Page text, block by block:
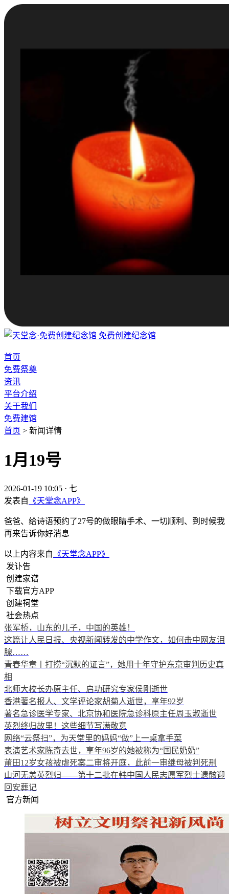
免费创建纪念馆
首页
免费祭奠
资讯
平台介绍
关于我们
免费建馆
首页 > 新闻详情
1月19号
2026-01-19 10:05 · 七
发表自 《天堂念APP》
爸爸、给诗语预约了27号的做眼睛手术、一切顺利、到时候我
再来告诉你好消息
以上内容来自 《天堂念APP》
发讣告
创建家谱
下载官方APP
创建祠堂
社会热点
张军桥，山东的儿子，中国的英雄！
这篇让人民日报、央视新闻转发的中学作文，如何击中网友泪
腺……
青春华章丨打捞“沉默的证言”，她用十年守护东京审判历史真
相
北师大校长办原主任、启功研究专家侯刚逝世
香港著名报人、文学评论家胡菊人逝世，享年92岁
著名急诊医学专家、北京协和医院急诊科原主任周玉淑逝世
英烈终归故里！这些细节写满敬意
网络“云祭扫”，为天堂里的妈妈“做”上一桌拿手菜
表演艺术家陈奇去世，享年96岁的她被称为“国民奶奶”
莆田12岁女孩被虐死案二审将开庭，此前一审继母被判死刑
山河无恙英烈归——第十二批在韩中国人民志愿军烈士遗骸迎
回安葬记
官方新闻